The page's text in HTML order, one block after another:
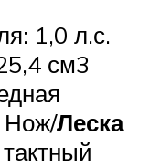
1,0 л.с.
см3
Нож/Леска